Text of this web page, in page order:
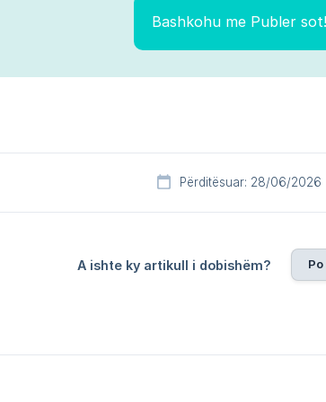
Bashkohu me Publer sot!
Përditësuar: 28/06/2026
A ishte ky artikull i dobishëm? Po